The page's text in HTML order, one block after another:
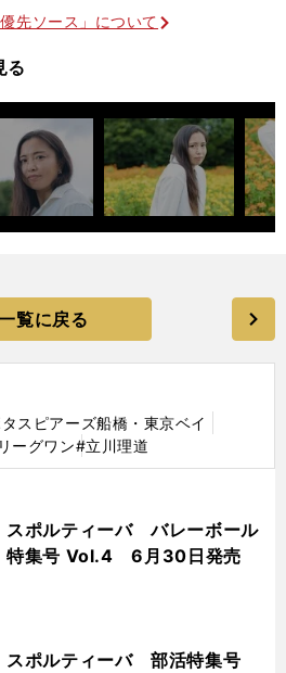
先ソース」について
る
覧に戻る
スピアーズ船橋・東京ベイ
ーグワン#立川理道
スポルティーバ バレーボール
特集号 Vol.4 6月30日発売
スポルティーバ 部活特集号